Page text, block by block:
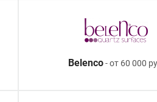
Belenco- от 60 000